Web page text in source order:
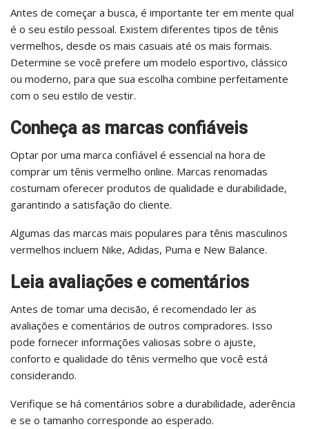
Antes de começar a busca, é importante ter em mente qual
é o seu estilo pessoal. Existem diferentes tipos de tênis
vermelhos, desde os mais casuais até os mais formais.
Determine se você prefere um modelo esportivo, clássico
ou moderno, para que sua escolha combine perfeitamente
com o seu estilo de vestir.
Conheça as marcas confiáveis
Optar por uma marca confiável é essencial na hora de
comprar um tênis vermelho online. Marcas renomadas
costumam oferecer produtos de qualidade e durabilidade,
garantindo a satisfação do cliente.
Algumas das marcas mais populares para tênis masculinos
vermelhos incluem Nike, Adidas, Puma e New Balance.
Leia avaliações e comentários
Antes de tomar uma decisão, é recomendado ler as
avaliações e comentários de outros compradores. Isso
pode fornecer informações valiosas sobre o ajuste,
conforto e qualidade do tênis vermelho que você está
considerando.
Verifique se há comentários sobre a durabilidade, aderência
e se o tamanho corresponde ao esperado.